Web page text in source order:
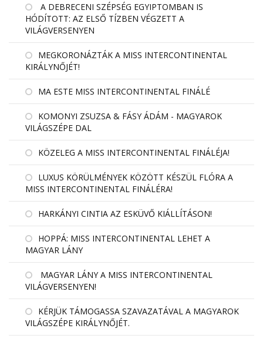
A DEBRECENI SZÉPSÉG EGYIPTOMBAN IS
HÓDÍTOTT: AZ ELSŐ TÍZBEN VÉGZETT A
VILÁGVERSENYEN
MEGKORONÁZTÁK A MISS INTERCONTINENTAL
KIRÁLYNŐJÉT!
MA ESTE MISS INTERCONTINENTAL FINÁLÉ
KOMONYI ZSUZSA & FÁSY ÁDÁM - MAGYAROK
VILÁGSZÉPE DAL
KÖZELEG A MISS INTERCONTINENTAL FINÁLÉJA!
LUXUS KÖRÜLMÉNYEK KÖZÖTT KÉSZÜL FLÓRA A
MISS INTERCONTINENTAL FINÁLÉRA!
HARKÁNYI CINTIA AZ ESKÜVŐ KIÁLLÍTÁSON!
HOPPÁ: MISS INTERCONTINENTAL LEHET A
MAGYAR LÁNY
MAGYAR LÁNY A MISS INTERCONTINENTAL
VILÁGVERSENYEN!
KÉRJÜK TÁMOGASSA SZAVAZATÁVAL A MAGYAROK
VILÁGSZÉPE KIRÁLYNŐJÉT.